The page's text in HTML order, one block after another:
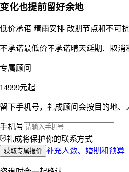
变化也提前留好余地
低价承诺 晴雨安排 改期节点和不可
不承诺最低价不承诺晴天延期、取消
专属顾问
14999元起
留下手机号，礼成顾问会按目的地、
手机号
礼成将保护你的联系方式
获取专属报价 补充人数、婚期和预算